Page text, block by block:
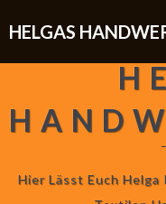
HELGAS
Hier Lässt Euch